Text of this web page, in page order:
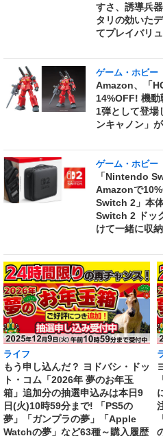
すさ、誘導兵
タリの効いた
てプレイバリ
ゲーム・ホビー
Amazon、「
14%OFF! 機動
1弾として登場
ンキャノン」
ゲーム・ホビー
「Nintendo
Amazonで
Switch 2」本
Switch 2 ドッ
けて一緒に収
ライフ
もう申し込んだ？ ヨドバシ・ドッ
ト・コム「2026年 夢のお年玉
箱」追加分の抽選申込みは本日9
日(火)10時59分まで! 「PS5の
夢」「ガンプラの夢」「Apple
Watchの夢」など63種～購入履歴